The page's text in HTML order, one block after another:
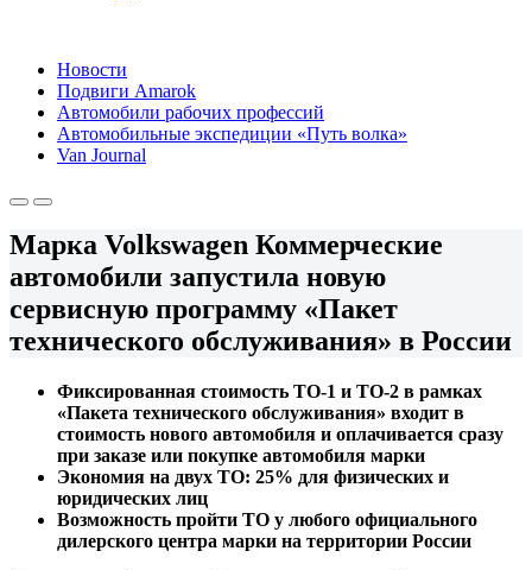
Новости
Подвиги Amarok
Автомобили рабочих профессий
Автомобильные экспедиции «Путь волка»
Van Journal
Марка Volkswagen Коммерческие
автомобили запустила новую
сервисную программу «Пакет
технического обслуживания» в России
Фиксированная стоимость ТО-1 и ТО-2 в рамках
«Пакета технического обслуживания» входит в
стоимость нового автомобиля и оплачивается сразу
при заказе или покупке автомобиля марки
Экономия на двух ТО: 25% для физических и
юридических лиц
Возможность пройти ТО у любого официального
дилерского центра марки на территории России